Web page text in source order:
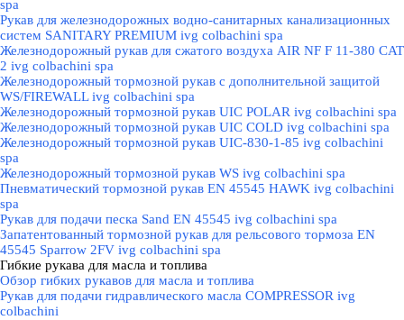
spa
Рукав для железнодорожных водно-санитарных канализационных
систем SANITARY PREMIUM ivg colbachini spa
Железнодорожный рукав для сжатого воздуха AIR NF F 11-380 CAT
2 ivg colbachini spa
Железнодорожный тормозной рукав с дополнительной защитой
WS/FIREWALL ivg colbachini spa
Железнодорожный тормозной рукав UIC POLAR ivg colbachini spa
Железнодорожный тормозной рукав UIC COLD ivg colbachini spa
Железнодорожный тормозной рукав UIC-830-1-85 ivg colbachini
spa
Железнодорожный тормозной рукав WS ivg colbachini spa
Пневматический тормозной рукав EN 45545 HAWK ivg colbachini
spa
Рукав для подачи песка Sand EN 45545 ivg colbachini spa
Запатентованный тормозной рукав для рельсового тормоза EN
45545 Sparrow 2FV ivg colbachini spa
Гибкие рукава для масла и топлива
Обзор гибких рукавов для масла и топлива
Рукав для подачи гидравлического масла COMPRESSOR ivg
colbachini